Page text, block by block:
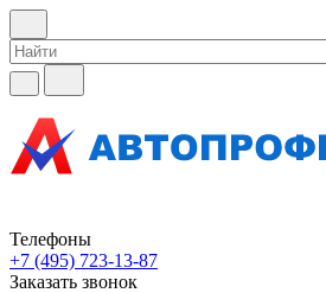
Телефоны
+7 (495) 723-13-87
Заказать звонок